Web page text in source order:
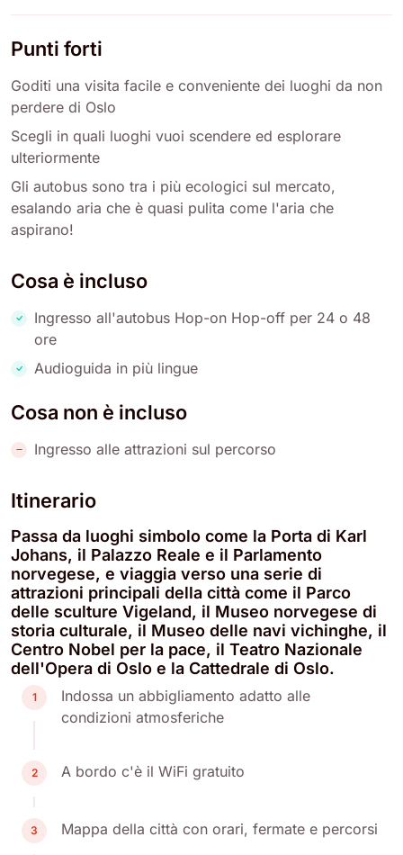
Punti forti
Goditi una visita facile e conveniente dei luoghi da non
perdere di Oslo
Scegli in quali luoghi vuoi scendere ed esplorare
ulteriormente
Gli autobus sono tra i più ecologici sul mercato,
esalando aria che è quasi pulita come l'aria che
aspirano!
Cosa è incluso
Ingresso all'autobus Hop-on Hop-off per 24 o 48
ore
Audioguida in più lingue
Cosa non è incluso
Ingresso alle attrazioni sul percorso
Itinerario
Passa da luoghi simbolo come la Porta di Karl
Johans, il Palazzo Reale e il Parlamento
norvegese, e viaggia verso una serie di
attrazioni principali della città come il Parco
delle sculture Vigeland, il Museo norvegese di
storia culturale, il Museo delle navi vichinghe, il
Centro Nobel per la pace, il Teatro Nazionale
dell'Opera di Oslo e la Cattedrale di Oslo.
1
Indossa un abbigliamento adatto alle
condizioni atmosferiche
2 A bordo c'è il WiFi gratuito
3 Mappa della città con orari, fermate e percorsi